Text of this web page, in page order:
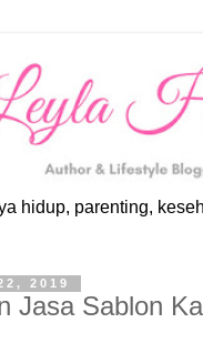
hidup, parenting,
2019
Jasa Sablon